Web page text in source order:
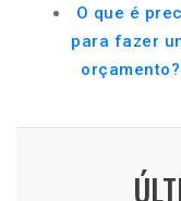
O que é
para fazer
orçamento?